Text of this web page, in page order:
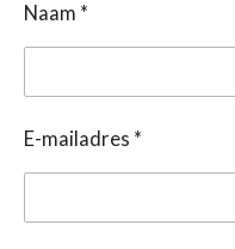
Naam *
E-mailadres *